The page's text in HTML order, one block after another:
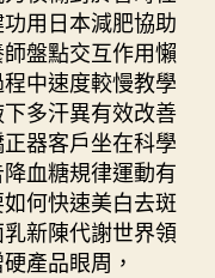
用日本減肥協助
盤點交互作用懶
中速度較慢教學
多汗異有效改善
器客戶坐在科學
血糖規律運動有
何快速美白去斑
新陳代謝世界領
產品眼周，